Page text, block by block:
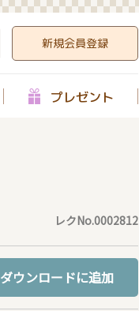
新規会員登録
プレゼント
レクNo.0002812
ダウンロードに追加